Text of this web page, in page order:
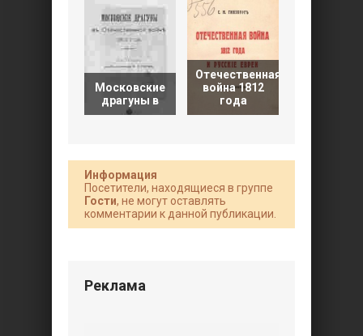
Московские
драгуны в
Отечественная
война 1812
года
Информация
Посетители, находящиеся в группе
Гости, не могут оставлять
комментарии к данной публикации.
Реклама